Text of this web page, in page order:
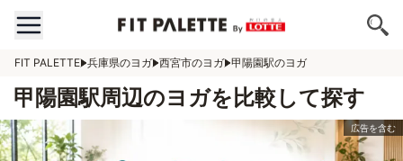
FIT PALETTE 兵庫県のヨガ 西宮市のヨガ 甲陽園駅のヨガ
甲陽園駅周辺のヨガを比較して探す